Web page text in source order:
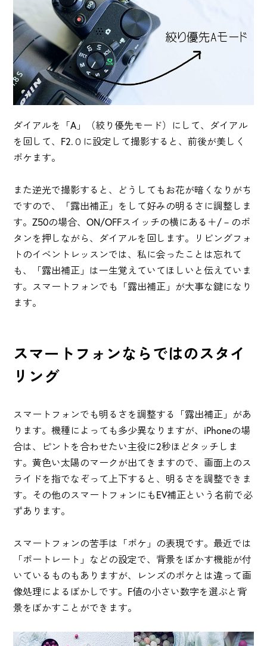
ダイアルを「A」（絞り優先モード）にして、ダイアル
を回して、F2.０に設定して撮影すると、前後が美しく
ボケます。
また逆光で撮影すると、どうしてもお花が暗くなりがち
ですので、「露出補正」をして好みの明るさに調整しま
す。Z50の場合、ON/OFFスイッチの横にある＋/－のボ
タンを押しながら、ダイアルを回します。リビングフォ
トのイベントレッスンでは、私に会ったことは忘れて
も、「露出補正」は一生覚えていてほしいと伝えていま
す。スマートフォンでも「露出補正」が大事な鍵になり
ます。
スマートフォンならではのスタイ
リング
スマートフォンでも明るさを調整する「露出補正」があ
ります。機種によっても多少異なりますが、iPhoneの場
合は、ピントを合わせたい主役に2秒ほどタッチしま
す。黄色い太陽のマークが出てきますので、画面上のス
ライドを指でなぞって上下すると、明るさを調整できま
す。その他のスマートフォンにもEV補正という名前で必
ずあります。
スマートフォンの苦手は「ボケ」の表現です。最近では
「ポートレート」などの設定で、背景をぼかす機能が付
いているものもありますが、レンズのボケとは違って画
像処理によるぼかしです。F値の小さい数字を選ぶと背
景をぼかすことができます。